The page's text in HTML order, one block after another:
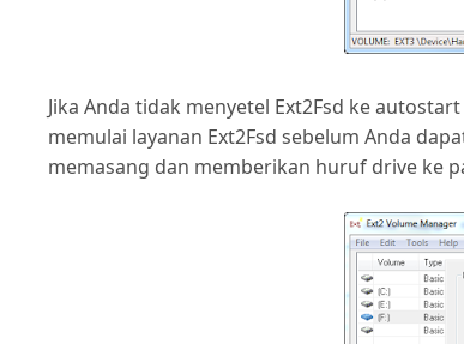
Jika Anda tidak menyetel Ext2Fsd ke
memulai layanan Ext2Fsd sebelum Anda
memasang dan memberikan huruf drive ke